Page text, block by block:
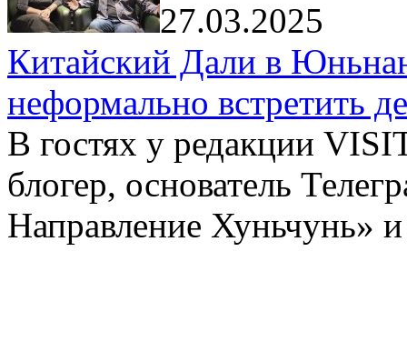
27.03.2025
Китайский Дали в
неформально встретить
В гостях у редакции
блогер, основатель
Направление Хуньчунь»